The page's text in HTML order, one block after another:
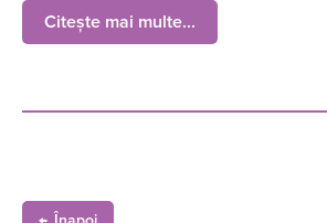
Citește mai multe...